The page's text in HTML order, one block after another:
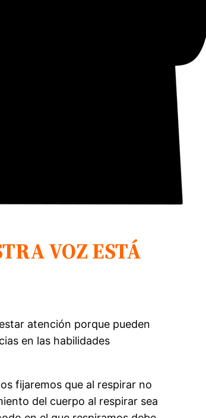
VOZ ESTÁ
atención porque pueden
en las habilidades
fijaremos que al respirar no
del cuerpo al respirar sea